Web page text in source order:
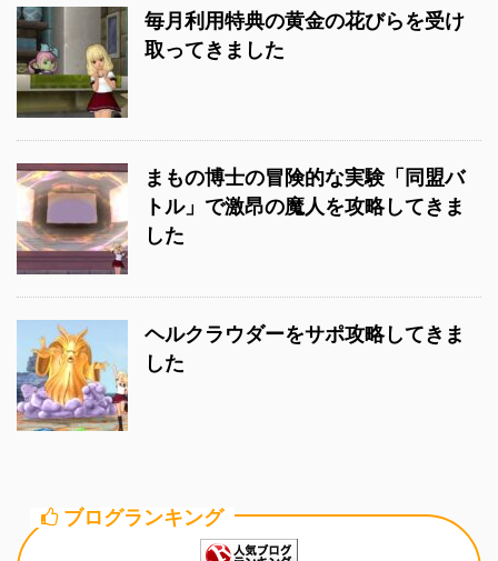
毎月利用特典の黄金の花びらを受け
取ってきました
まもの博士の冒険的な実験「同盟バ
トル」で激昂の魔人を攻略してきま
した
ヘルクラウダーをサポ攻略してきま
した
ブログランキング